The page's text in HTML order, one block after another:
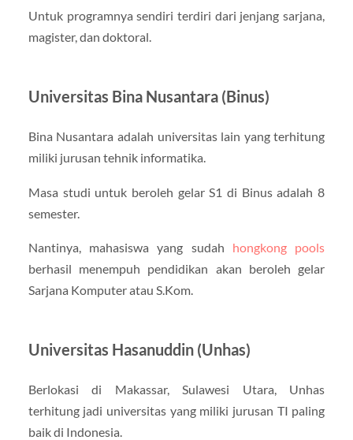
Untuk programnya sendiri terdiri dari jenjang sarjana,
magister, dan doktoral.
Universitas Bina Nusantara (Binus)
Bina Nusantara adalah universitas lain yang terhitung
miliki jurusan tehnik informatika.
Masa studi untuk beroleh gelar S1 di Binus adalah 8
semester.
Nantinya, mahasiswa yang sudah hongkong pools
berhasil menempuh pendidikan akan beroleh gelar
Sarjana Komputer atau S.Kom.
Universitas Hasanuddin (Unhas)
Berlokasi di Makassar, Sulawesi Utara, Unhas
terhitung jadi universitas yang miliki jurusan TI paling
baik di Indonesia.